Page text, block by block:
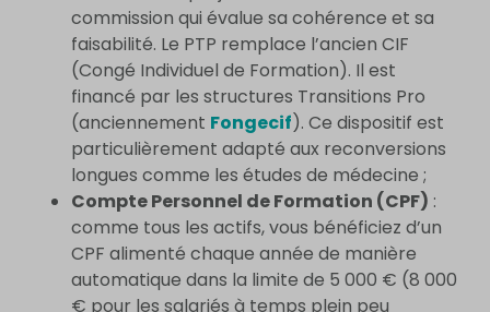
commission qui évalue sa cohérence et sa
faisabilité. Le PTP remplace l’ancien CIF
(Congé Individuel de Formation). Il est
financé par les structures Transitions Pro
(anciennement Fongecif). Ce dispositif est
particulièrement adapté aux reconversions
longues comme les études de médecine ;
Compte Personnel de Formation (CPF) :
comme tous les actifs, vous bénéficiez d’un
CPF alimenté chaque année de manière
automatique dans la limite de 5 000 € (8 000
€ pour les salariés à temps plein peu